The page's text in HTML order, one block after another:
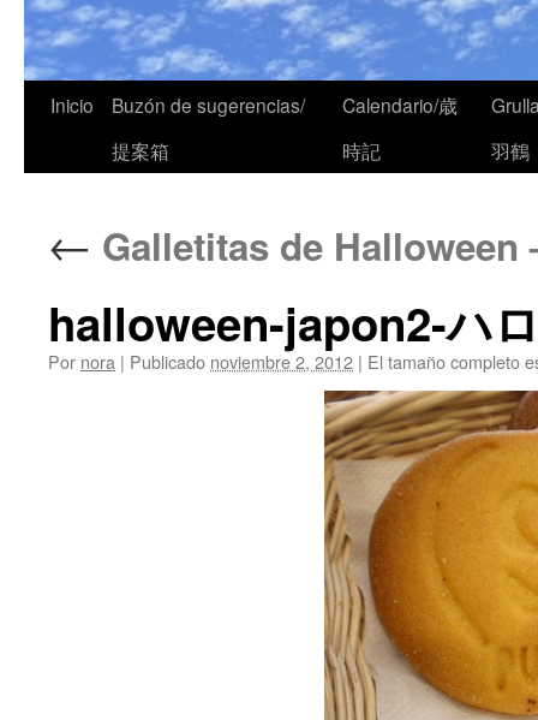
Inicio
Buzón de sugerencias/
提案箱
Calendario/歳
時記
羽鶴
← Galletitas de Halloween
halloween-japon2-ハ
Por nora | Publicado noviembre 2, 2012 | El tamaño completo